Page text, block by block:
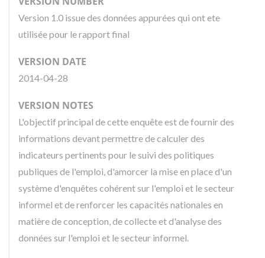
Version 1.0 issue des données appurées qui ont ete
utilisée pour le rapport final
VERSION DATE
2014-04-28
VERSION NOTES
L'objectif principal de cette enquête est de fournir des
informations devant permettre de calculer des
indicateurs pertinents pour le suivi des politiques
publiques de l'emploi, d'amorcer la mise en place d'un
système d'enquêtes cohérent sur l'emploi et le secteur
informel et de renforcer les capacités nationales en
matière de conception, de collecte et d'analyse des
données sur l'emploi et le secteur informel.